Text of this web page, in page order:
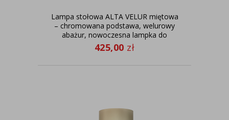
Lampa stołowa ALTA VELUR miętowa
– chromowana podstawa, welurowy
abażur, nowoczesna lampka do
sypialni i salonu
425,00 zł